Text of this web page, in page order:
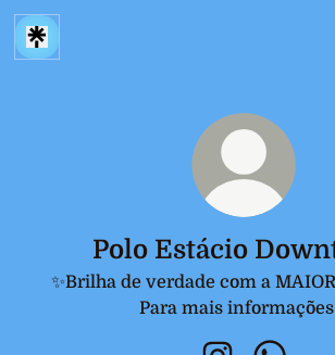
Polo Estácio
✨Brilha de verdade com a
Para mais